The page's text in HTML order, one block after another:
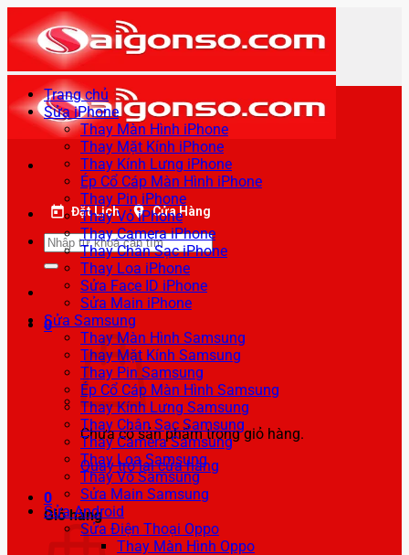
qua
nội
dung
Đặt Lịch Cửa Hàng
Tìm
kiếm:
0
Chưa có sản phẩm trong giỏ hàng.
Quay trở lại cửa hàng
0
Giỏ hàng
Trang chủ
Sửa iPhone
Thay Màn Hình iPhone
Thay Mặt Kính iPhone
Thay Kính Lưng iPhone
Ép Cổ Cáp Màn Hình iPhone
Thay Pin iPhone
Thay Vỏ iPhone
Thay Camera iPhone
Thay Chân Sạc iPhone
Thay Loa iPhone
Sửa Face ID iPhone
Sửa Main iPhone
Sửa Samsung
Thay Màn Hình Samsung
Thay Mặt Kính Samsung
Thay Pin Samsung
Ép Cổ Cáp Màn Hình Samsung
Thay Kính Lưng Samsung
Thay Chân Sạc Samsung
Thay Camera Samsung
Thay Loa Samsung
Thay Vỏ Samsung
Sửa Main Samsung
Sửa Android
Sửa Điện Thoại Oppo
Thay Màn Hình Oppo